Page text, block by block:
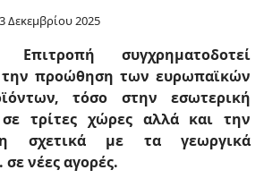
Δεκεμβρίου 2025
συγχρηματοδοτεί
την προώθηση των ευρωπαϊκών
τόσο στην εσωτερική
τρίτες χώρες αλλά και την
σχετικά με τα
γεωργικά
νέες αγορές.